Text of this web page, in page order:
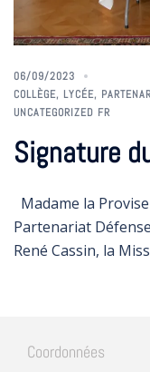
06/09/2023
COLLÈGE, LYCÉE,
UNCATEGORIZED FR
Signature
Madame la
Partenariat
René Cassin, la
Coordonnées